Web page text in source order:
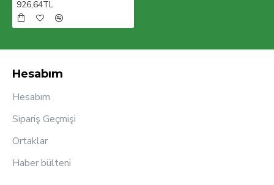
926,64TL
Hesabım
Hesabım
Sipariş Geçmişi
Ortaklar
Haber bülteni